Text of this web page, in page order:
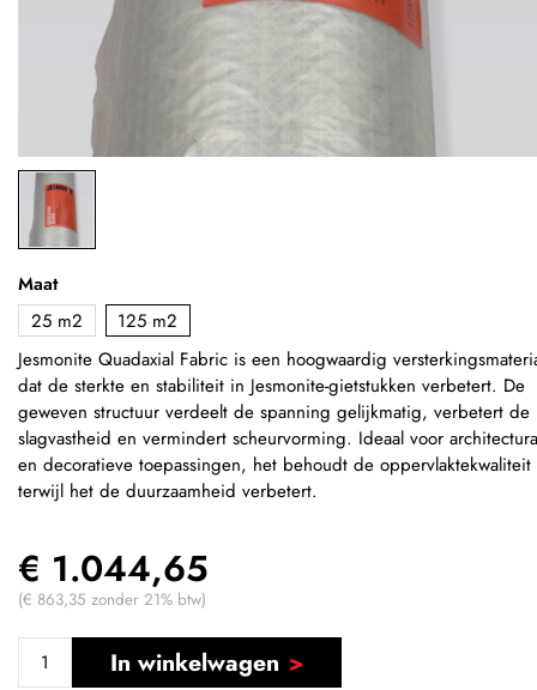
Maat
25 m2
125 m2
Jesmonite Quadaxial Fabric is een hoogwaardig
dat de sterkte en stabiliteit in Jesmonite-gietstukken verbetert. De
geweven structuur verdeelt de spanning gelijkmatig, verbetert de
slagvastheid en vermindert scheurvorming. Ideaal voor
en decoratieve toepassingen, het behoudt de oppervlaktekwaliteit
terwijl het de duurzaamheid verbetert.
€ 1.044,65
(€ 863,35 zonder 21% btw)
In winkelwagen